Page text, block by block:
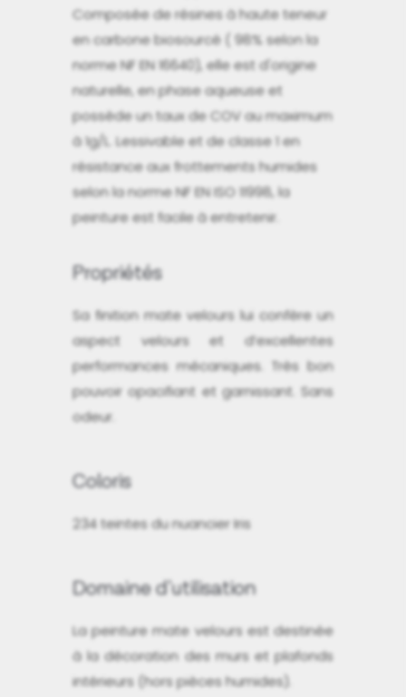
Composée de résines à haute teneur
en carbone biosourcé ( 98% selon la
norme NF EN 16640), elle est d'origine
naturelle, en phase aqueuse et
possède un taux de COV au maximum
à 1g/L. Lessivable et de classe 1 en
résistance aux frottements humides
selon la norme NF EN ISO 11998, la
peinture est facile à entretenir.
Propriétés
Sa finition mate velours lui confère un
aspect velours et d’excellentes
performances mécaniques. Très bon
pouvoir opacifiant et garnissant. Sans
odeur.
Coloris
234 teintes du nuancier Iris
Domaine d'utilisation
La peinture mate velours est destinée
à la décoration des murs et plafonds
intérieurs (hors pièces humides).